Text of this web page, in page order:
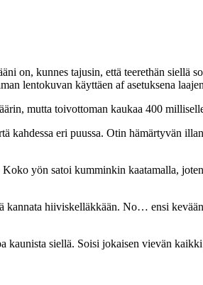
on, kunnes tajusin, että teerethän siellä
lentokuvan käyttäen af asetuksena
mutta toivottoman kaukaa 400
kahdessa eri puussa. Otin hämärtyvän
yön satoi kumminkin kaatamalla,
kannata hiiviskelläkkään. No… ensi
siellä. Soisi jokaisen vievän